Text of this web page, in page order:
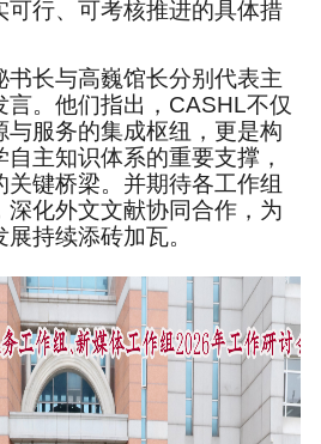
可行、可考核推进的具体措
书长与高巍馆长分别代表主
言。他们指出，CASHL不仅
与服务的集成枢纽，更是构
主知识体系的重要支撑，
键桥梁。并期待各工作组
深化外文文献协同合作，为
持续添砖加瓦。